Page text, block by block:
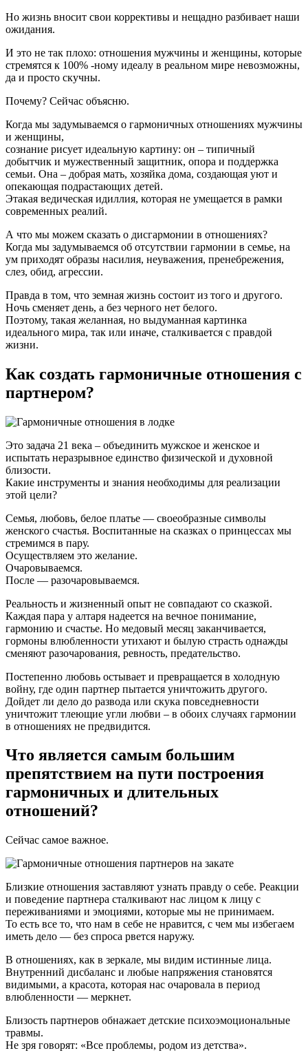
Но жизнь вносит свои коррективы и нещадно разбивает наши
ожидания.
И это не так плохо: отношения мужчины и женщины, которые
стремятся к 100% -ному идеалу в реальном мире невозможны,
да и просто скучны.
Почему? Сейчас объясню.
Когда мы задумываемся о гармоничных отношениях мужчины
и женщины,
сознание рисует идеальную картину: он – типичный
добытчик и мужественный защитник, опора и поддержка
семьи. Она – добрая мать, хозяйка дома, создающая уют и
опекающая подрастающих детей.
Этакая ведическая идиллия, которая не умещается в рамки
современных реалий.
А что мы можем сказать о дисгармонии в отношениях?
Когда мы задумываемся об отсутствии гармонии в семье, на
ум приходят образы насилия, неуважения, пренебрежения,
слез, обид, агрессии.
Правда в том, что земная жизнь состоит из того и другого.
Ночь сменяет день, а без черного нет белого.
Поэтому, такая желанная, но выдуманная картинка
идеального мира, так или иначе, сталкивается с правдой
жизни.
Как создать гармоничные отношения с
партнером?
Это задача 21 века – объединить мужское и женское и
испытать неразрывное единство физической и духовной
близости.
Какие инструменты и знания необходимы для реализации
этой цели?
Семья, любовь, белое платье — своеобразные символы
женского счастья. Воспитанные на сказках о принцессах мы
стремимся в пару.
Осуществляем это желание.
Очаровываемся.
После — разочаровываемся.
Реальность и жизненный опыт не совпадают со сказкой.
Каждая пара у алтаря надеется на вечное понимание,
гармонию и счастье. Но медовый месяц заканчивается,
гормоны влюбленности утихают и былую страсть однажды
сменяют разочарования, ревность, предательство.
Постепенно любовь остывает и превращается в холодную
войну, где один партнер пытается уничтожить другого.
Дойдет ли дело до развода или скука повседневности
уничтожит тлеющие угли любви – в обоих случаях гармонии
в отношениях не предвидится.
Что является самым большим
препятствием на пути построения
гармоничных и длительных
отношений?
Сейчас самое важное.
Близкие отношения заставляют узнать правду о себе. Реакции
и поведение партнера сталкивают нас лицом к лицу с
переживаниями и эмоциями, которые мы не принимаем.
То есть все то, что нам в себе не нравится, с чем мы избегаем
иметь дело — без спроса рвется наружу.
В отношениях, как в зеркале, мы видим истинные лица.
Внутренний дисбаланс и любые напряжения становятся
видимыми, а красота, которая нас очаровала в период
влюбленности — меркнет.
Близость партнеров обнажает детские психоэмоциональные
травмы.
Не зря говорят: «Все проблемы, родом из детства».